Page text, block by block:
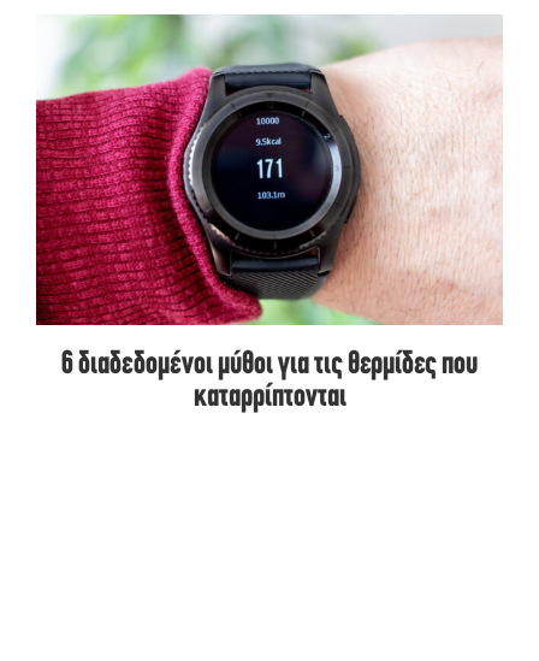
6 διαδεδομένοι μύθοι για τις θερμίδες που
καταρρίπτονται